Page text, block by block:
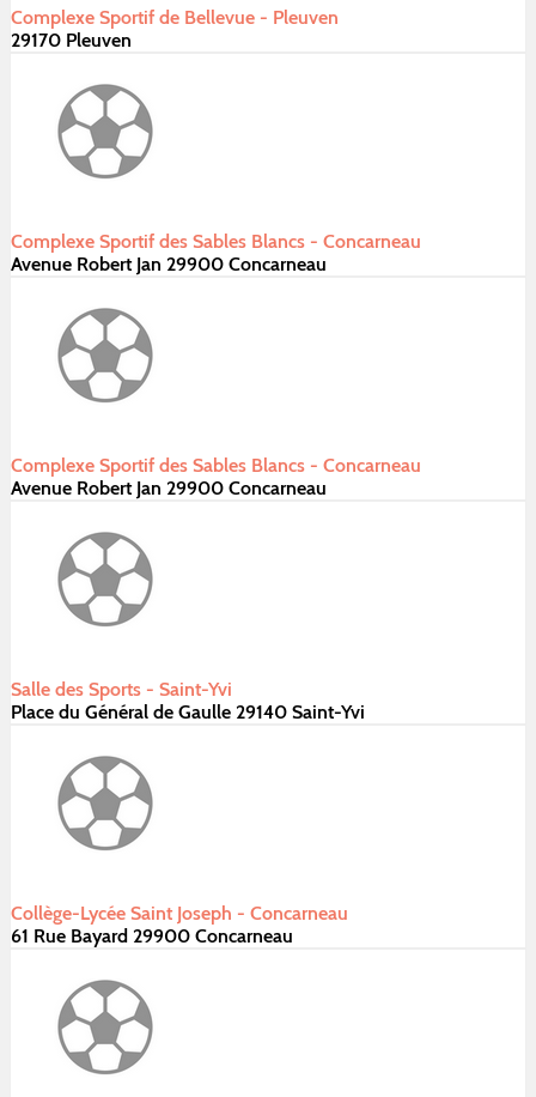
Complexe Sportif de Bellevue - Pleuven
29170 Pleuven
Complexe Sportif des Sables Blancs - Concarneau
Avenue Robert Jan 29900 Concarneau
Complexe Sportif des Sables Blancs - Concarneau
Avenue Robert Jan 29900 Concarneau
Salle des Sports - Saint-Yvi
Place du Général de Gaulle 29140 Saint-Yvi
Collège-Lycée Saint Joseph - Concarneau
61 Rue Bayard 29900 Concarneau